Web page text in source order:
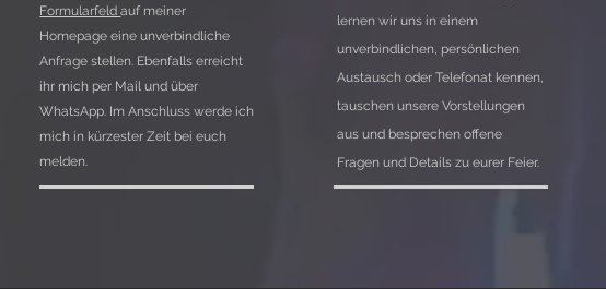
Formularfeldauf meiner
Homepage eine unverbindliche
Anfrage stellen. Ebenfalls erreicht
ihr mich per Mail und über
WhatsApp. Im Anschluss werde ich
mich in kürzester Zeit bei euch
melden.
lernen wir uns in einem
unverbindlichen, persönlichen
Austausch oder Telefonat kennen,
tauschen unsere Vorstellungen
aus und besprechen offene
Fragen und Details zu eurer Feier.